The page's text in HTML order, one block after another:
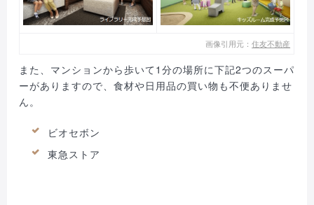
画像引用元：住友不動産
また、マンションから歩いて1分の場所に下記2つのスーパ
ーがありますので、食材や日用品の買い物も不便ありませ
ん。
ビオセボン
東急ストア